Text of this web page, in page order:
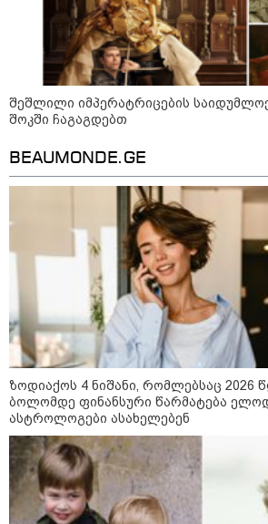
"რაკეტები ჩვენც
ტრამპი უკრაინისთვის
რაკეტების გაგზავნაზე
დეტალები
ბანგკოკში
13:24 / 07-08-
ევროპაში
მკვეთრად
ქვეყნებშია
ძვირი და
09:05 / 07-08-
მკვლელობა
ცნობილ
დროს
მომხდარზე
23:15 / 06-08-
შეშლილი იმპერატრიცების
შოკში ჩაგაგდებთ
BEAUMONDE.GE
ზოდიაქოს 4 ნიშანი, რომლებსაც 2026
ბოლომდე ფინანსური წარმატება
ასტროლოგები ასახელებენ